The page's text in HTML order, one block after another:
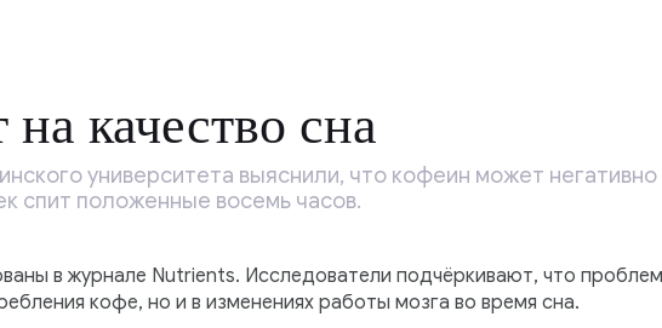
качество сна
университета выяснили, что кофеин может негативно
спит положенные восемь часов.
в журнале Nutrients. Исследователи подчёркивают, что
кофе, но и в изменениях работы мозга во время сна.